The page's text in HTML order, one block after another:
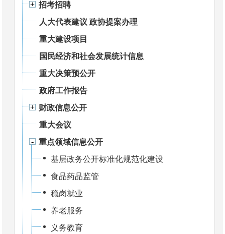
招考招聘
人大代表建议 政协提案办理
重大建设项目
国民经济和社会发展统计信息
重大决策预公开
政府工作报告
财政信息公开
重大会议
重点领域信息公开
基层政务公开标准化规范化建设
食品药品监管
稳岗就业
养老服务
义务教育